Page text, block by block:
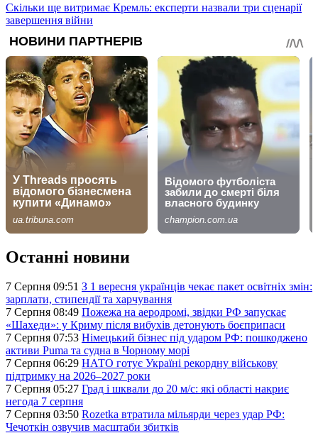
Скільки ще витримає Кремль: експерти назвали три сценарії
завершення війни
Останні новини
7 Серпня 09:51 З 1 вересня українців чекає пакет освітніх змін:
зарплати, стипендії та харчування
7 Серпня 08:49 Пожежа на аеродромі, звідки РФ запускає
«Шахеди»: у Криму після вибухів детонують боєприпаси
7 Серпня 07:53 Німецький бізнес під ударом РФ: пошкоджено
активи Puma та судна в Чорному морі
7 Серпня 06:29 НАТО готує Україні рекордну військову
підтримку на 2026–2027 роки
7 Серпня 05:27 Град і шквали до 20 м/с: які області накриє
негода 7 серпня
7 Серпня 03:50 Rozetka втратила мільярди через удар РФ:
Чечоткін озвучив масштаби збитків